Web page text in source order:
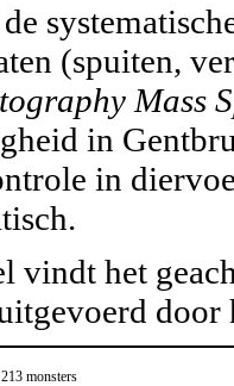
(spuiten,
Mass
in
in
vindt het
213 monsters